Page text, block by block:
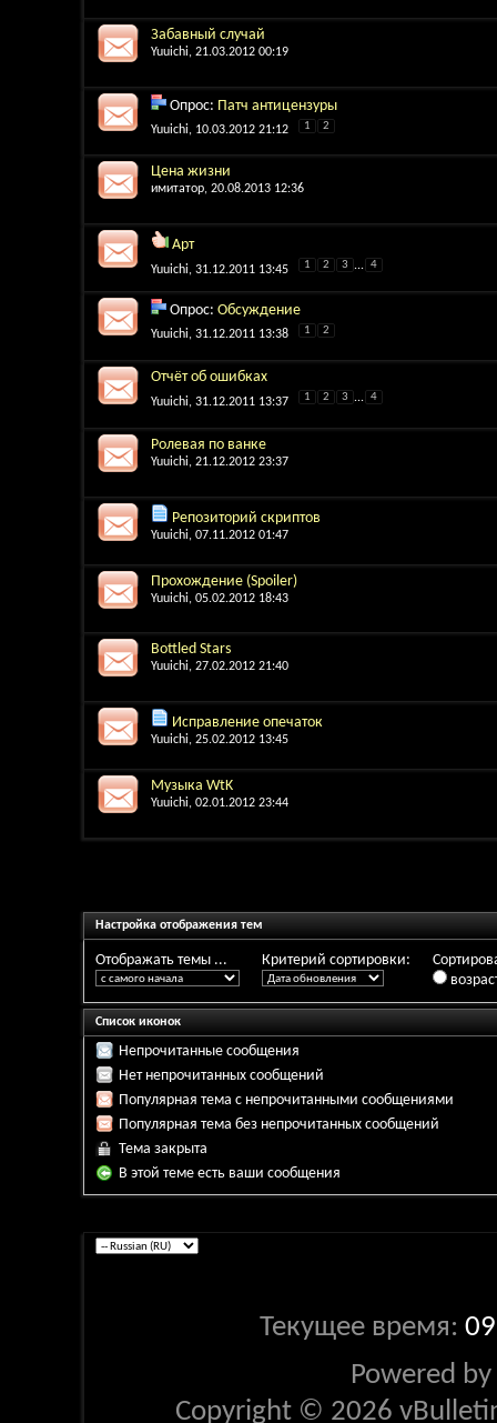
Забавный случай
Yuuichi, 21.03.2012 00:19
Опрос: Патч антицензуры
Yuuichi, 10.03.2012 21:12 1 2
Цена жизни
имитатор, 20.08.2013 12:36
Арт
Yuuichi, 31.12.2011 13:45 1 2 3 ... 4
Опрос: Обсуждение
Yuuichi, 31.12.2011 13:38 1 2
Отчёт об ошибках
Yuuichi, 31.12.2011 13:37 1 2 3 ... 4
Ролевая по ванке
Yuuichi, 21.12.2012 23:37
Репозиторий скриптов
Yuuichi, 07.11.2012 01:47
Прохождение (Spoiler)
Yuuichi, 05.02.2012 18:43
Bottled Stars
Yuuichi, 27.02.2012 21:40
Исправление опечаток
Yuuichi, 25.02.2012 13:45
Музыка WtK
Yuuichi, 02.01.2012 23:44
Настройка отображения тем
Отображать темы ... Критерий сортировки:
Список иконок
Непрочитанные сообщения
Нет непрочитанных сообщений
Популярная тема с непрочитанными сообщениями
Популярная тема без непрочитанных сообщений
Тема закрыта
В этой теме есть ваши сообщения
Текущее время:
Powered by
Copyright © 2026